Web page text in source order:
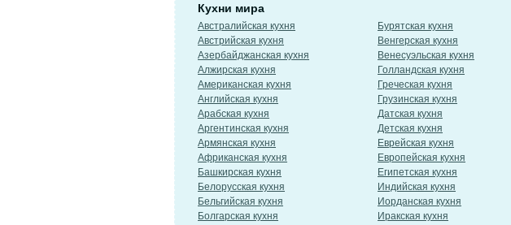
Кухни мира
Австралийская кухня
Австрийская кухня
Азербайджанская кухня
Алжирская кухня
Американская кухня
Английская кухня
Арабская кухня
Аргентинская кухня
Армянская кухня
Африканская кухня
Башкирская кухня
Белорусская кухня
Бельгийская кухня
Болгарская кухня
Бурятская кухня
Венгерская кухня
Венесуэльская кухня
Голландская кухня
Греческая кухня
Грузинская кухня
Датская кухня
Детская кухня
Еврейская кухня
Европейская кухня
Египетская кухня
Индийская кухня
Иорданская кухня
Иракская кухня